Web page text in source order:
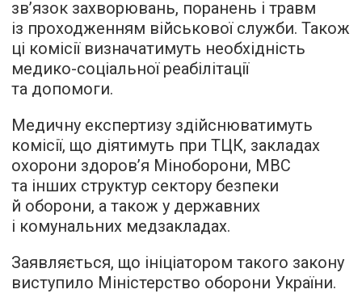
зв’язок захворювань, поранень і травм
із проходженням військової служби. Також
ці комісії визначатимуть необхідність
медико-соціальної реабілітації
та допомоги.
Медичну експертизу здійснюватимуть
комісії, що діятимуть при ТЦК, закладах
охорони здоров’я Міноборони, МВС
та інших структур сектору безпеки
й оборони, а також у державних
і комунальних медзакладах.
Заявляється, що ініціатором такого закону
виступило Міністерство оборони України.